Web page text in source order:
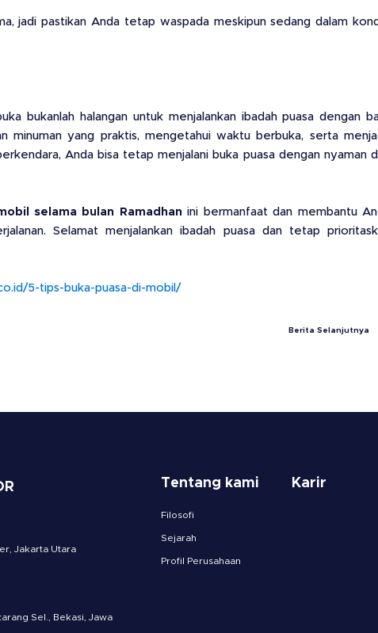
jadi pastikan Anda tetap waspada meskipun sedang dalam
bukanlah halangan untuk menjalankan ibadah puasa dengan
minuman yang praktis, mengetahui waktu berbuka, serta
Anda bisa tetap menjalani buka puasa dengan nyaman
selama bulan Ramadhan ini bermanfaat dan membantu
Selamat menjalankan ibadah puasa dan tetap
5-tips-buka-puasa-di-mobil/
Berita Selanjutnya
Jakarta Utara
Sel., Bekasi, Jawa
Tentang kami
Filosofi
Sejarah
Profil Perusahaan
Karir